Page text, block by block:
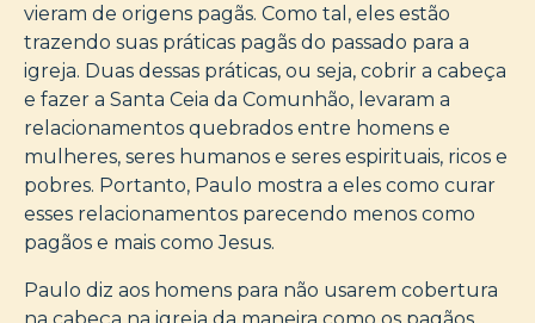
vieram de origens pagãs. Como tal, eles estão
trazendo suas práticas pagãs do passado para a
igreja. Duas dessas práticas, ou seja, cobrir a cabeça
e fazer a Santa Ceia da Comunhão, levaram a
relacionamentos quebrados entre homens e
mulheres, seres humanos e seres espirituais, ricos e
pobres. Portanto, Paulo mostra a eles como curar
esses relacionamentos parecendo menos como
pagãos e mais como Jesus.
Paulo diz aos homens para não usarem cobertura